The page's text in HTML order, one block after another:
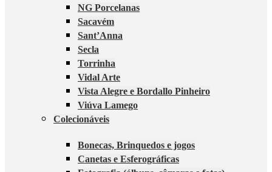
NG Porcelanas
Sacavém
Sant’Anna
Secla
Torrinha
Vidal Arte
Vista Alegre e Bordallo Pinheiro
Viúva Lamego
Colecionáveis
Bonecas, Brinquedos e jogos
Canetas e Esferográficas